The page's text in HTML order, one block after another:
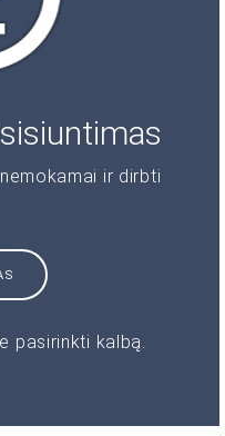
ir dirbti
pasirinkti kalbą.